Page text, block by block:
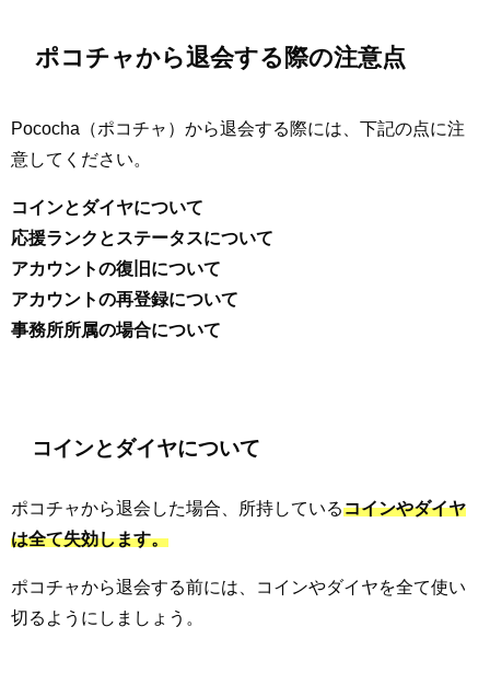
ポコチャから退会する際の注意点
Pococha（ポコチャ）から退会する際には、下記の点に注
意してください。
コインとダイヤについて
応援ランクとステータスについて
アカウントの復旧について
アカウントの再登録について
事務所所属の場合について
コインとダイヤについて
ポコチャから退会した場合、所持しているコインやダイヤ
は全て失効します。
ポコチャから退会する前には、コインやダイヤを全て使い
切るようにしましょう。